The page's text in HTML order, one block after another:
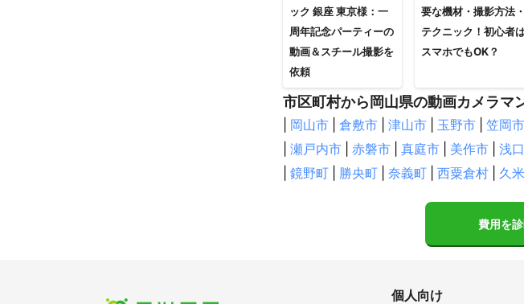
ック 銀座 東京様：一
周年記念パーティーの
動画＆スチール撮影を
依頼
要な機材・撮影方法・
テクニック！初心者
スマホでもOK？
市区町村から岡山県の動画カメラマ
岡山市 倉敷市 津山市 玉野市 笠岡市
瀬戸内市 赤磐市 真庭市 美作市 浅
鏡野町 勝央町 奈義町 西粟倉村 久
費用を診
個人向け